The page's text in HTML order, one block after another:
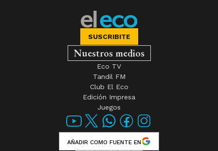
SUSCRIBITE
Nuestros medios
Eco TV
Tandil FM
Club El Eco
Edición Impresa
Juegos
AÑADIR COMO FUENTE EN